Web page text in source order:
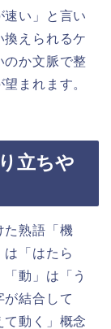
い」と言い
換えられるケ
のか文脈で整
まれます。
立ちや
た熟語「機
は「はたら
動」は「う
が結合して
て動く」概念